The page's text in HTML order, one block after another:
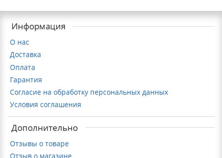
Информация
О нас
Доставка
Оплата
Гарантия
Cогласие на обработку персональных данных
Условия соглашения
Дополнительно
Отзывы о товаре
Отзыв о магазине